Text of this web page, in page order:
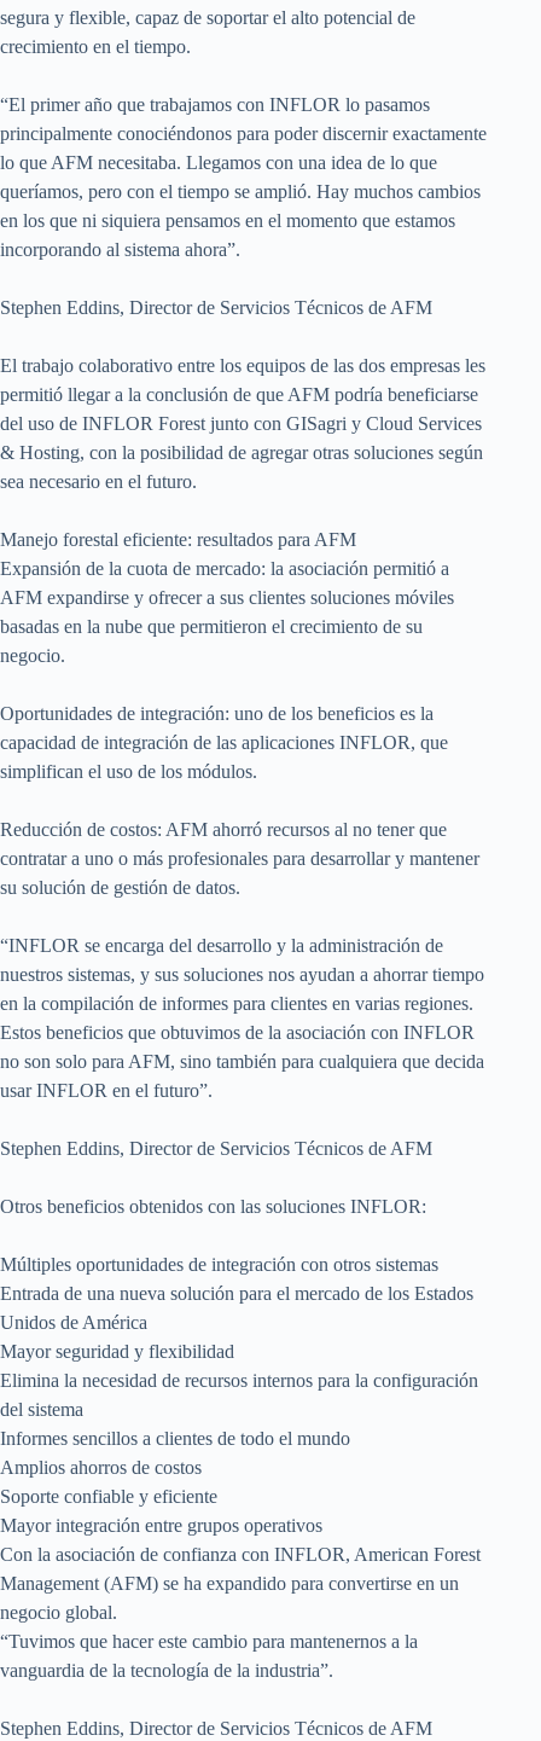
segura y flexible, capaz de soportar el alto potencial de
crecimiento en el tiempo.
“El primer año que trabajamos con INFLOR lo pasamos
principalmente conociéndonos para poder discernir exactamente
lo que AFM necesitaba. Llegamos con una idea de lo que
queríamos, pero con el tiempo se amplió. Hay muchos cambios
en los que ni siquiera pensamos en el momento que estamos
incorporando al sistema ahora”.
Stephen Eddins, Director de Servicios Técnicos de AFM
El trabajo colaborativo entre los equipos de las dos empresas les
permitió llegar a la conclusión de que AFM podría beneficiarse
del uso de INFLOR Forest junto con GISagri y Cloud Services
& Hosting, con la posibilidad de agregar otras soluciones según
sea necesario en el futuro.
Manejo forestal eficiente: resultados para AFM
Expansión de la cuota de mercado: la asociación permitió a
AFM expandirse y ofrecer a sus clientes soluciones móviles
basadas en la nube que permitieron el crecimiento de su
negocio.
Oportunidades de integración: uno de los beneficios es la
capacidad de integración de las aplicaciones INFLOR, que
simplifican el uso de los módulos.
Reducción de costos: AFM ahorró recursos al no tener que
contratar a uno o más profesionales para desarrollar y mantener
su solución de gestión de datos.
“INFLOR se encarga del desarrollo y la administración de
nuestros sistemas, y sus soluciones nos ayudan a ahorrar tiempo
en la compilación de informes para clientes en varias regiones.
Estos beneficios que obtuvimos de la asociación con INFLOR
no son solo para AFM, sino también para cualquiera que decida
usar INFLOR en el futuro”.
Stephen Eddins, Director de Servicios Técnicos de AFM
Otros beneficios obtenidos con las soluciones INFLOR:
Múltiples oportunidades de integración con otros sistemas
Entrada de una nueva solución para el mercado de los Estados
Unidos de América
Mayor seguridad y flexibilidad
Elimina la necesidad de recursos internos para la configuración
del sistema
Informes sencillos a clientes de todo el mundo
Amplios ahorros de costos
Soporte confiable y eficiente
Mayor integración entre grupos operativos
Con la asociación de confianza con INFLOR, American Forest
Management (AFM) se ha expandido para convertirse en un
negocio global.
“Tuvimos que hacer este cambio para mantenernos a la
vanguardia de la tecnología de la industria”.
Stephen Eddins, Director de Servicios Técnicos de AFM